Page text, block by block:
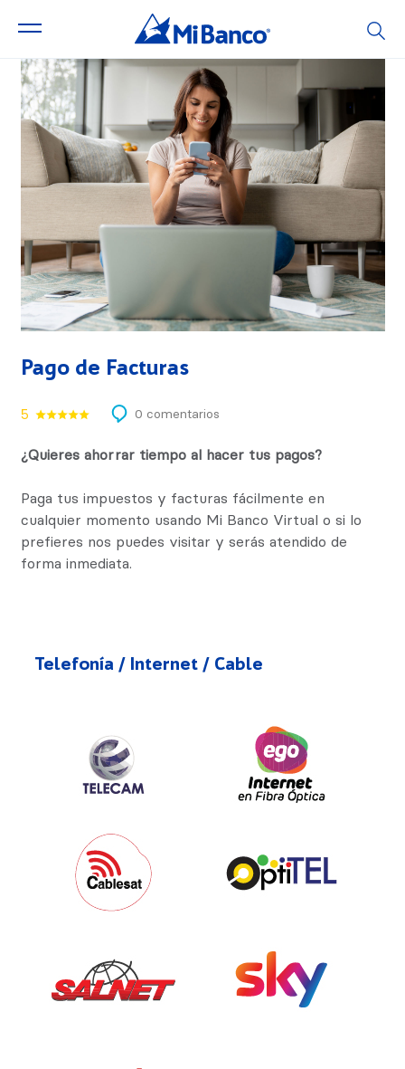
Pago de Facturas
5 0 comentarios
¿Quieres ahorrar tiempo al hacer tus pagos?
Paga tus impuestos y facturas fácilmente en
cualquier momento usando Mi Banco Virtual o si lo
prefieres nos puedes visitar y serás atendido de
forma inmediata.
Telefonía / Internet / Cable